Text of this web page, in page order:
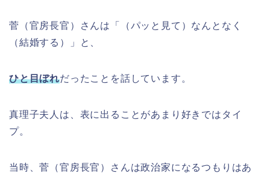
菅（官房長官）さんは「（パッと見て）なんとなく
（結婚する）」と、
ひと目ぼれだったことを話しています。
真理子夫人 は、表に出ることがあまり好きではタイ
プ。
当時、菅（官房長官）さんは政治家になるつもりはあ